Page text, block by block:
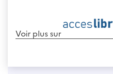
Voir plus sur